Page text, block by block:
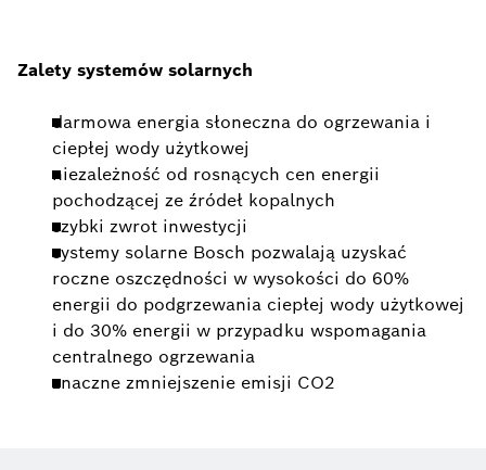
Zalety systemów solarnych
darmowa energia słoneczna do ogrzewania i
ciepłej wody użytkowej
niezależność od rosnących cen energii
pochodzącej ze źródeł kopalnych
szybki zwrot inwestycji
systemy solarne Bosch pozwalają uzyskać
roczne oszczędności w wysokości do 60%
energii do podgrzewania ciepłej wody użytkowej
i do 30% energii w przypadku wspomagania
centralnego ogrzewania
znaczne zmniejszenie emisji CO2